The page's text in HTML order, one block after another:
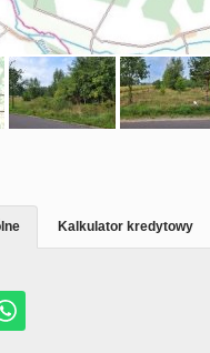
Kalkulator kredytowy